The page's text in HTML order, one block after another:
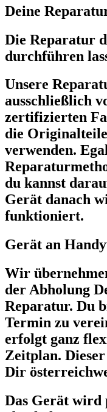
Deine
Die Reparatur
durchführen
Unsere
ausschließlich
zertifizierten
die
verwenden.
du kannst
Gerät danach
funktioniert.
Gerät an
Wir
der Abholung
Reparatur. Du
Termin zu
erfolgt ganz
Zeitplan.
Dir
Das Gerät